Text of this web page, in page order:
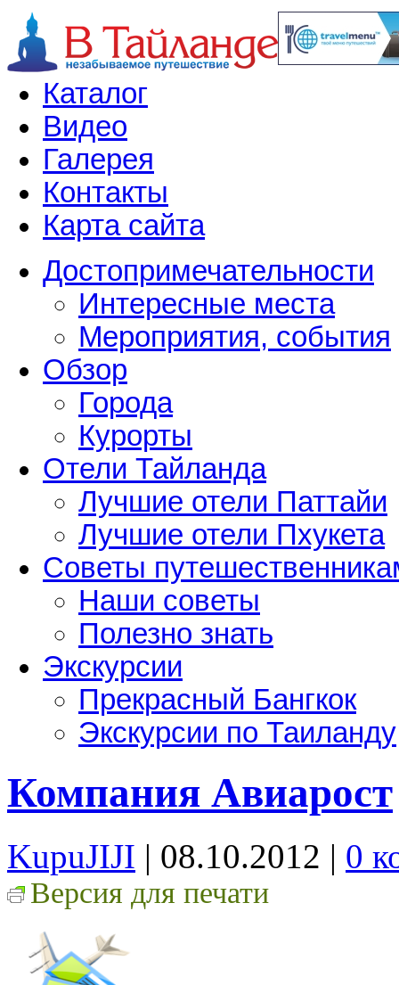
Каталог
Видео
Галерея
Контакты
Карта сайта
Достопримечательности
Интересные места
Мероприятия, события
Обзор
Города
Курорты
Отели Тайланда
Лучшие отели Паттайи
Лучшие отели Пхукета
Советы
Наши советы
Полезно знать
Экскурсии
Прекрасный Бангкок
Экскурсии по Таиланду
Компания Авиарост
KupuJIJI | 08.10.2012 | 0
Версия для печати